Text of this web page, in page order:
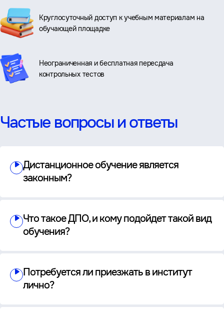
Круглосуточный доступ к учебным материалам на
обучающей площадке
Неограниченная и бесплатная пересдача
контрольных тестов
Частые вопросы и ответы
Дистанционное обучение является
законным?
Что такое ДПО, и кому подойдет такой вид
обучения?
Потребуется ли приезжать в институт
лично?